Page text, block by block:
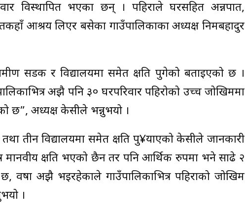
विस्थापित भएका छन् । पहिराले घरसहित अन्नपात,
आश्रय लिएर बसेका गाउँपालिकाका अध्यक्ष निमबहादुर
सडक र विद्यालयमा समेत क्षति पुगेको बताइएको छ ।
अझै पनि ३० घरपरिवार पहिरोको उच्च जोखिममा
छ”, अध्यक्ष केसीले भन्नुभयो ।
तथा तीन विद्यालयमा समेत क्षति पु¥याएको केसीले जानकारी
मानवीय क्षति भएको छैन तर पनि आर्थिक रुपमा भने साढे २
वर्षा अझै भइरहेकाले गाउँपालिकाभित्र पहिराको जोखिम
।